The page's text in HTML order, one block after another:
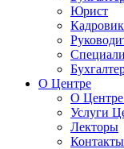
Юрист
Кадровик
О Центре
О
Услуги
Лекторы
Контакты